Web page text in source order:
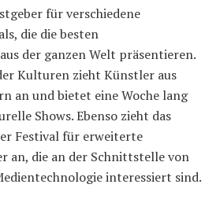
für verschiedene
die die besten
der ganzen Welt präsentieren.
Kulturen zieht Künstler aus
an und bietet eine Woche lang
Shows. Ebenso zieht das
Festival für erweiterte
an, die an der Schnittstelle von
interessiert sind.